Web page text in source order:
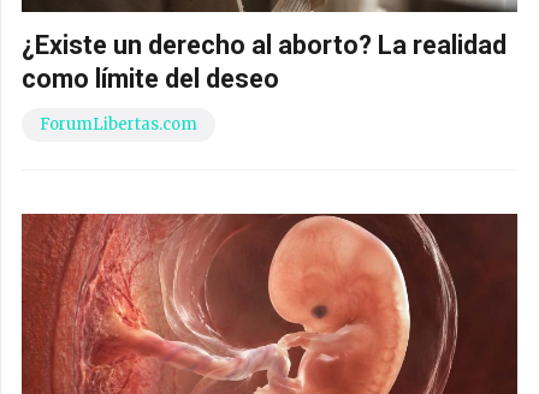
¿Existe un derecho al aborto? La realidad
como límite del deseo
ForumLibertas.com